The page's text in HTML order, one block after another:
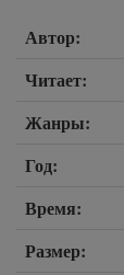
Автор:
Читает:
Жанры:
Год:
Время:
Размер: